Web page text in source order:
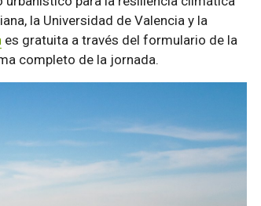
la Universidad de Valencia y la
es gratuita a través del formulario de la
completo de la jornada.